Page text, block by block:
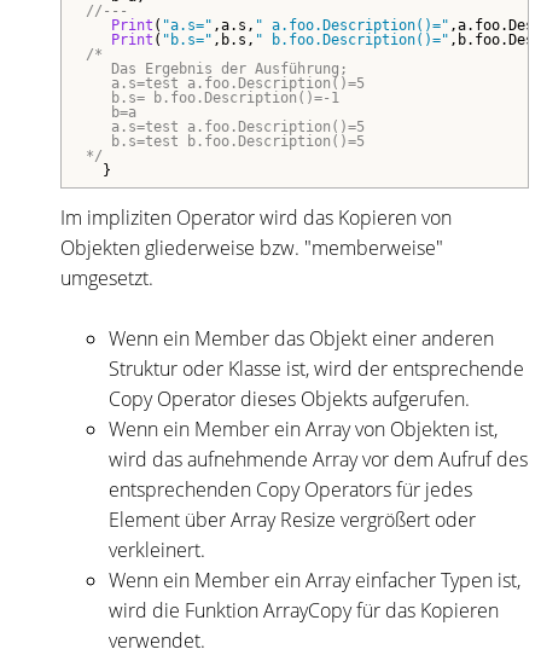
//---
Print ( "a.s=" ,a.s, " a.foo.Description()="
Print ( "b.s=" ,b.s, " b.foo.Description()="
/*
Das Ergebnis der Ausführung;
a.s=test a.foo.Description()=5
b.s= b.foo.Description()=-1
b=a
a.s=test a.foo.Description()=5
b.s=test b.foo.Description()=5
*/
}
Im impliziten Operator wird das Kopieren von
Objekten gliederweise bzw. "memberweise"
umgesetzt.
Wenn ein Member das Objekt einer anderen
Struktur oder Klasse ist, wird der entsprechende
Copy Operator dieses Objekts aufgerufen.
Wenn ein Member ein Array von Objekten ist,
wird das aufnehmende Array vor dem Aufruf des
entsprechenden Copy Operators für jedes
Element über Array Resize vergrößert oder
verkleinert.
Wenn ein Member ein Array einfacher Typen ist,
wird die Funktion ArrayCopy für das Kopieren
verwendet.